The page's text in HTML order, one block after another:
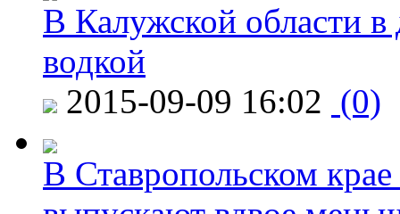
В Калужской области в
водкой
2015-09-09 16:02 (0)
В Ставропольском